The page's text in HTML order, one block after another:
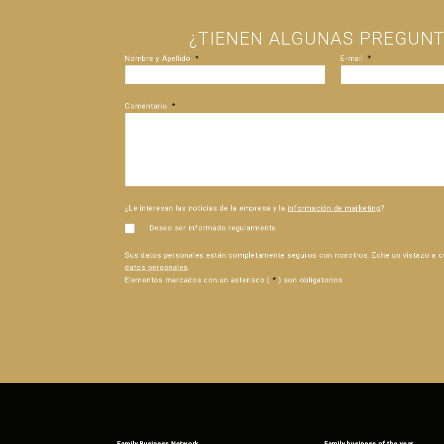
¿TIENEN ALGUNAS
Nombre y Apellido * E-mail *
Comentario *
¿Le interesan las noticias de la empresa y la información de marketing?
Deseo ser informado regularmente.
Sus datos personales están completamente seguros con nosotros. Eche un vistazo a
datos personales.
Elementos marcados con un asterisco ( * ) son obligatorios